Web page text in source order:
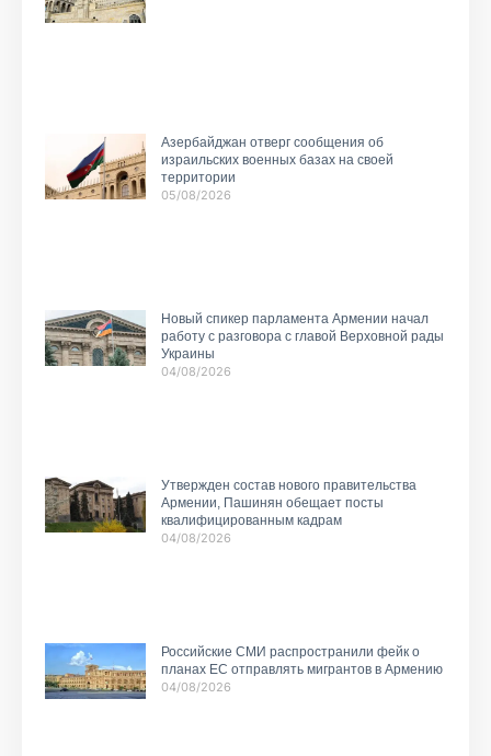
Азербайджан отверг сообщения об
израильских военных базах на своей
территории
05/08/2026
Новый спикер парламента Армении начал
работу с разговора с главой Верховной рады
Украины
04/08/2026
Утвержден состав нового правительства
Армении, Пашинян обещает посты
квалифицированным кадрам
04/08/2026
Российские СМИ распространили фейк о
планах ЕС отправлять мигрантов в Армению
04/08/2026